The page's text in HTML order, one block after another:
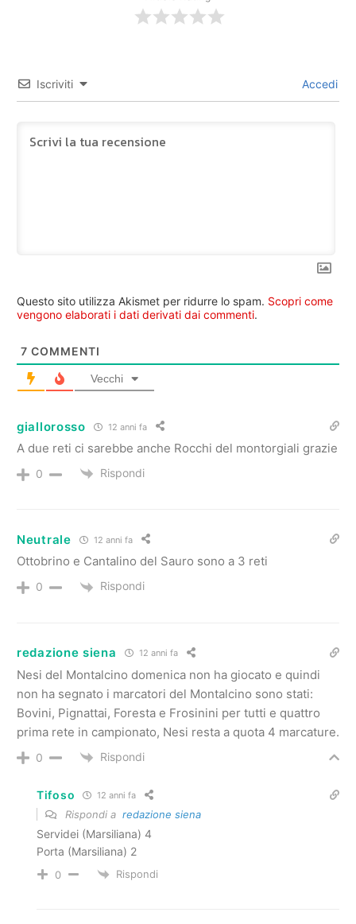
Iscriviti Accedi
Questo sito utilizza Akismet per ridurre lo spam. Scopri come
vengono elaborati i dati derivati dai commenti.
7 COMMENTI
Vecchi
giallorosso 12 anni fa
A due reti ci sarebbe anche Rocchi del montorgiali grazie
0 Rispondi
Neutrale 12 anni fa
Ottobrino e Cantalino del Sauro sono a 3 reti
0 Rispondi
redazione siena 12 anni fa
Nesi del Montalcino domenica non ha giocato e quindi
non ha segnato i marcatori del Montalcino sono stati:
Bovini, Pignattai, Foresta e Frosinini per tutti e quattro
prima rete in campionato, Nesi resta a quota 4 marcature.
0 Rispondi
Tifoso 12 anni fa
Rispondi a redazione siena
Servidei (Marsiliana) 4
Porta (Marsiliana) 2
0 Rispondi